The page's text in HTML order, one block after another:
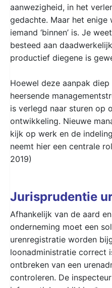
aanwezigheid, in het
gedachte. Maar het enige
iemand ‘binnen’ is. Je
besteed aan
productief diegene is
Hoewel deze aanpak
heersende
is verlegd naar sturen op
ontwikkeling. Nieuwe
kijk op werk en de
neemt hier een centrale
2019)
Jurisprudentie
Afhankelijk van de aard
onderneming moet een
urenregistratie worden
loonadministratie correct
ontbreken van een
controleren. De